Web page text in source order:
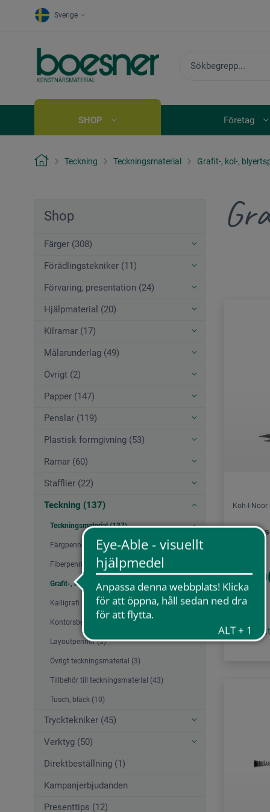
Sverige
SHOP Företag
Teckning Teckningsmaterial Grafit-, kol-,
Shop
Färger (308)
Förädlingstekniker (11)
Förvaring, presentation (24)
Hjälpmaterial (20)
Kilramar (17)
Målarunderlag (49)
Övrigt (2)
Papper (147)
Penslar (119)
Plastisk formgivning (53)
Ramar (60)
Stafflier (22)
Teckning (137)
Teckningsmaterial (137)
Färgpennor och kritor (11)
Fiberpennor (15)
Grafit-, kol-, blyertspennor (26)
Kalligrafi (22)
Kontorsbehov (4)
Layoutpennor (3)
Övrigt teckningsmaterial (3)
Tillbehör till teckningsmaterial (43)
Tusch, bläck (10)
Trycktekniker (45)
Verktyg (50)
Direktbeställning (1)
Kampanjerbjudanden
Presenttips (12)
Koh-I-Noor
plus